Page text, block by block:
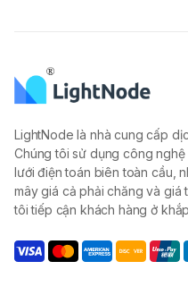
LightNode là nhà cung cấp
Chúng tôi sử dụng công
lưới điện toán biên toàn cầu,
mây giá cả phải chăng và giá
tôi tiếp cận khách hàng ở